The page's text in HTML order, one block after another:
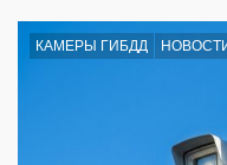
КАМЕРЫ ГИБДД